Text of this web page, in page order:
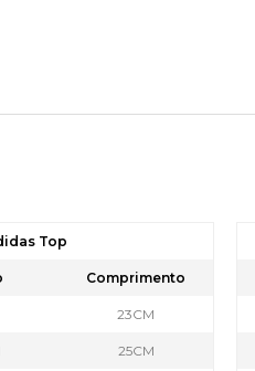
Top
Comprimento
23CM
25CM